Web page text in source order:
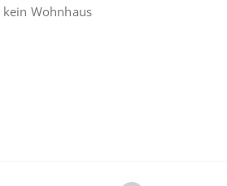
Wohnhaus